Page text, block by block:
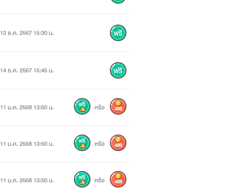
13 ธ.ค. 2567 15:30 น.
14 ธ.ค. 2567 15:45 น.
11 ม.ค. 2568 13:50 น. หรือ 400
11 ม.ค. 2568 13:50 น. หรือ 400
11 ม.ค. 2568 13:50 น. หรือ 400